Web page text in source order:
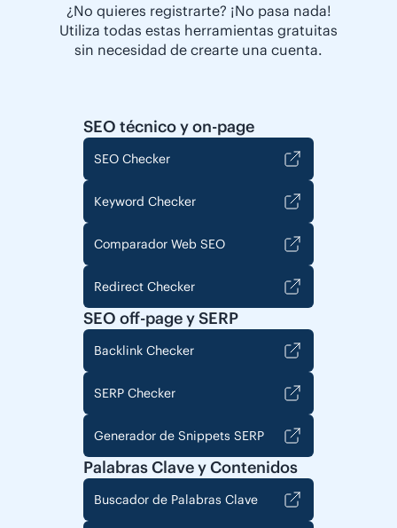
¿No quieres registrarte? ¡No pasa nada!
Utiliza todas estas herramientas gratuitas
sin necesidad de crearte una cuenta.
SEO técnico y on-page
SEO Checker
Keyword Checker
Comparador Web SEO
Redirect Checker
SEO off-page y SERP
Backlink Checker
SERP Checker
Generador de Snippets SERP
Palabras Clave y Contenidos
Buscador de Palabras Clave